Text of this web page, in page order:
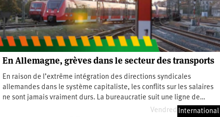
En Allemagne, grèves dans le secteur des transports
En raison de l’extrême intégration des directions syndicales
allemandes dans le système capitaliste, les conflits sur les salaires
ne sont jamais vraiment durs. La bureaucratie suit une ligne de…
Vendredi 8 mars 2024
International